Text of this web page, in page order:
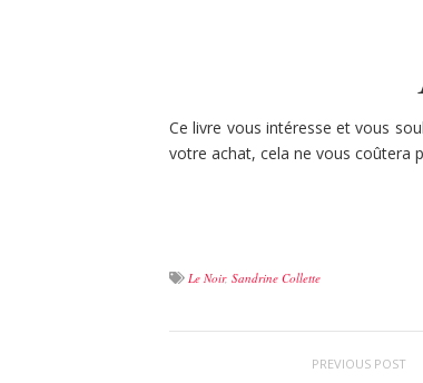
Ce livre vous intéresse et vous
votre achat, cela ne vous coûtera
Le Noir, Sandrine Collette
PREVIOUS POST